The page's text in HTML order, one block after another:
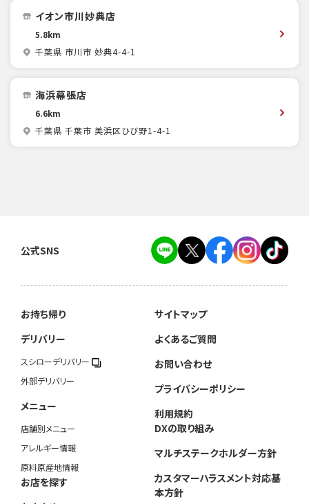
イオン市川妙典店
5.8km
千葉県 市川市 妙典4-4-1
海浜幕張店
6.6km
千葉県 千葉市 美浜区ひび野1-4-1
公式SNS
お持ち帰り
デリバリー
スシローデリバリー
外部デリバリー
メニュー
店舗別メニュー
アレルギー情報
原料原産地情報
お店を探す
サイトマップ
よくあるご質問
お問い合わせ
プライバシーポリシー
利用規約
DXの取り組み
マルチステークホルダー方針
カスタマーハラスメント対応基
本方針